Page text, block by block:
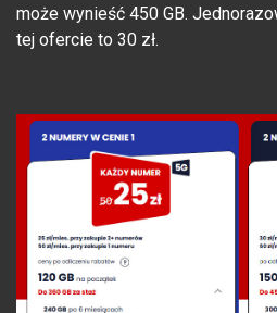
może wynieść 450 GB.
tej ofercie to 30 zł.